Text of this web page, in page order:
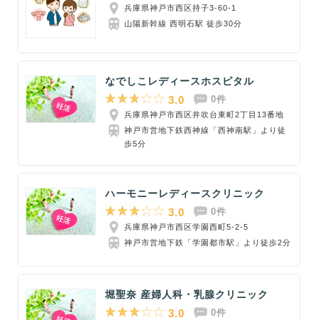
兵庫県神戸市西区持子3-60-1
山陽新幹線 西明石駅 徒歩30分
なでしこレディースホスピタル
3.0 0件
兵庫県神戸市西区井吹台東町2丁目13番地
神戸市営地下鉄西神線「西神南駅」より徒
歩5分
ハーモニーレディースクリニック
3.0 0件
兵庫県神戸市西区学園西町5-2-5
神戸市営地下鉄「学園都市駅」より徒歩2分
堀聖奈 産婦人科・乳腺クリニック
3.0 0件